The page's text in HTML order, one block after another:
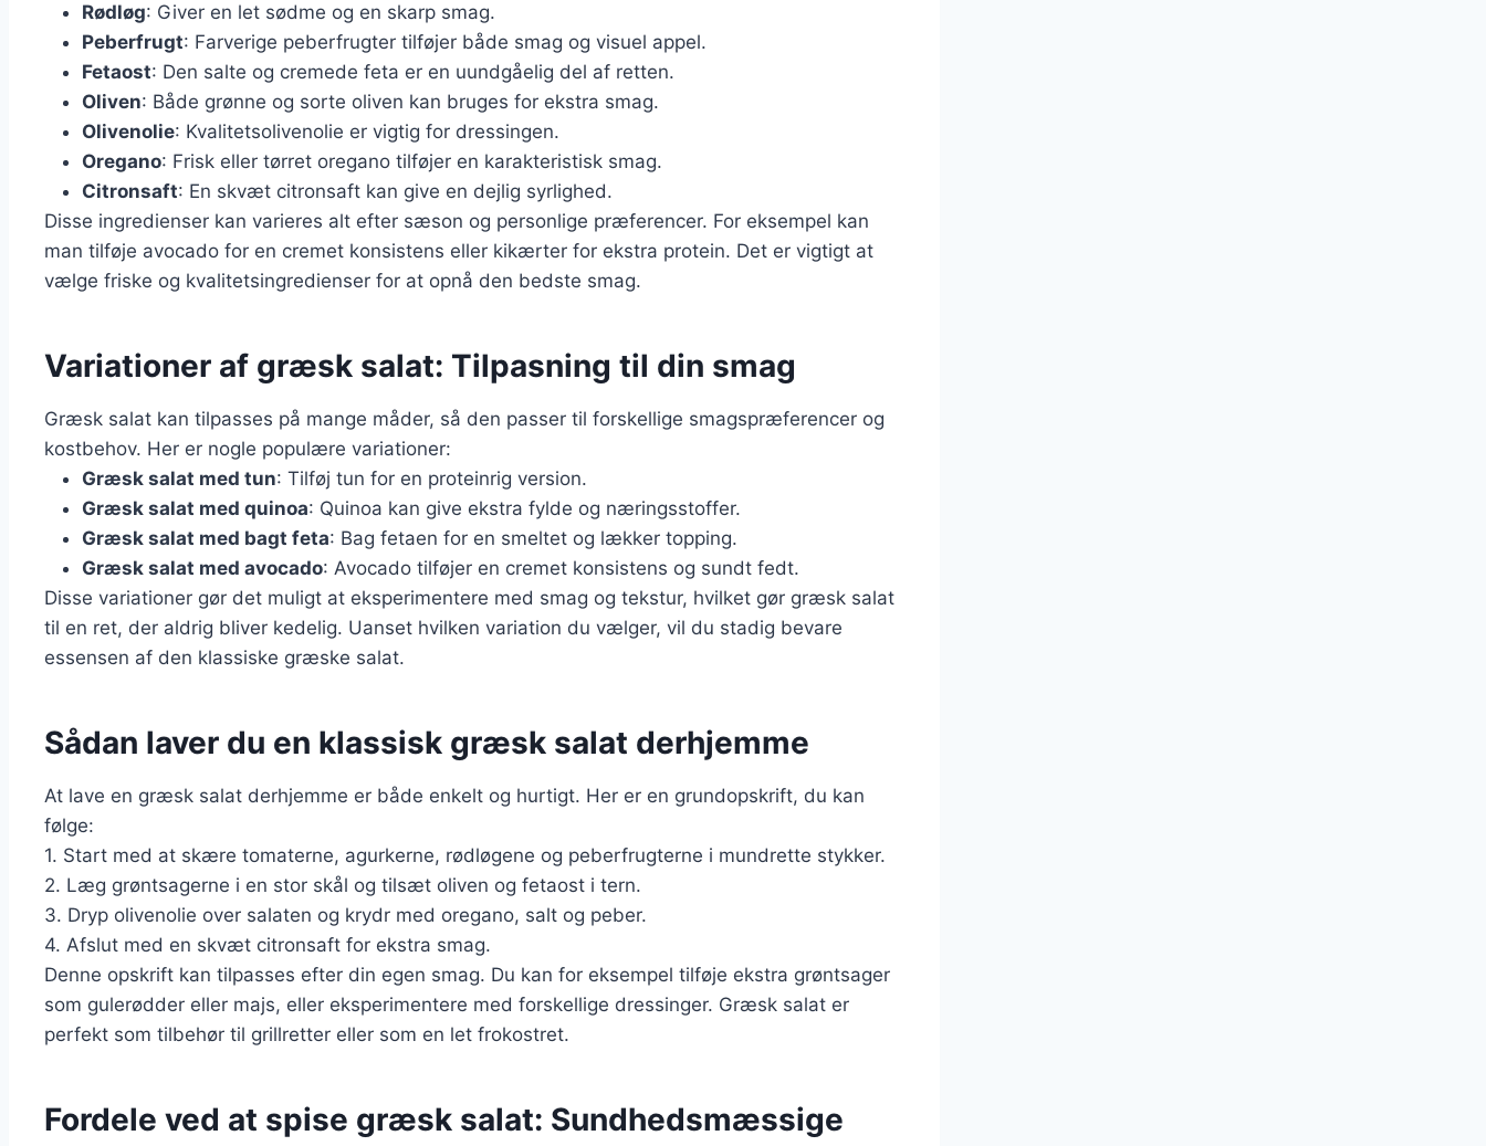
Rødløg: Giver en let sødme og en skarp smag.
Peberfrugt: Farverige peberfrugter tilføjer både smag og visuel appel.
Fetaost: Den salte og cremede feta er en uundgåelig del af retten.
Oliven: Både grønne og sorte oliven kan bruges for ekstra smag.
Olivenolie: Kvalitetsolivenolie er vigtig for dressingen.
Oregano: Frisk eller tørret oregano tilføjer en karakteristisk smag.
Citronsaft: En skvæt citronsaft kan give en dejlig syrlighed.
Disse ingredienser kan varieres alt efter sæson og personlige præferencer. For eksempel kan
man tilføje avocado for en cremet konsistens eller kikærter for ekstra protein. Det er vigtigt at
vælge friske og kvalitetsingredienser for at opnå den bedste smag.
Variationer af græsk salat: Tilpasning til din smag
Græsk salat kan tilpasses på mange måder, så den passer til forskellige smagspræferencer og
kostbehov. Her er nogle populære variationer:
Græsk salat med tun: Tilføj tun for en proteinrig version.
Græsk salat med quinoa: Quinoa kan give ekstra fylde og næringsstoffer.
Græsk salat med bagt feta: Bag fetaen for en smeltet og lækker topping.
Græsk salat med avocado: Avocado tilføjer en cremet konsistens og sundt fedt.
Disse variationer gør det muligt at eksperimentere med smag og tekstur, hvilket gør græsk salat
til en ret, der aldrig bliver kedelig. Uanset hvilken variation du vælger, vil du stadig bevare
essensen af den klassiske græske salat.
Sådan laver du en klassisk græsk salat derhjemme
At lave en græsk salat derhjemme er både enkelt og hurtigt. Her er en grundopskrift, du kan
følge:
1. Start med at skære tomaterne, agurkerne, rødløgene og peberfrugterne i mundrette stykker.
2. Læg grøntsagerne i en stor skål og tilsæt oliven og fetaost i tern.
3. Dryp olivenolie over salaten og krydr med oregano, salt og peber.
4. Afslut med en skvæt citronsaft for ekstra smag.
Denne opskrift kan tilpasses efter din egen smag. Du kan for eksempel tilføje ekstra grøntsager
som gulerødder eller majs, eller eksperimentere med forskellige dressinger. Græsk salat er
perfekt som tilbehør til grillretter eller som en let frokostret.
Fordele ved at spise græsk salat: Sundhedsmæssige